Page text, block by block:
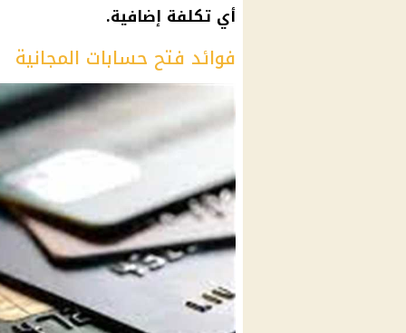
أي تكلفة إضافية.
فوائد فتح حسابات المجانية